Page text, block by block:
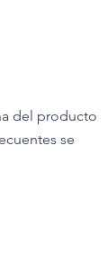
del producto
se